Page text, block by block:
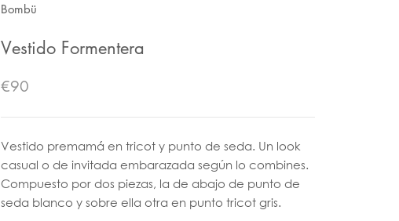
Bombü
Vestido Formentera
€90
Vestido premamá en tricot y punto de seda. Un look
casual o de invitada embarazada según lo combines.
Compuesto por dos piezas, la de abajo de punto de
seda blanco y sobre ella otra en punto tricot gris.